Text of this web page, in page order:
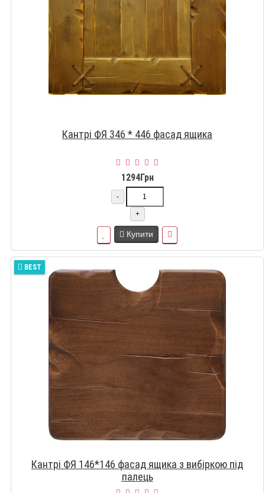
Кантрі ФЯ 346 * 446 фасад ящика
1294Грн
-
+
Купити
BEST
Кантрі ФЯ 146*146 фасад ящика з вибіркою під
палець